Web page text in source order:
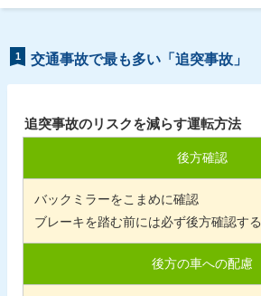
1 交通事故で最も多い「追突事故」
追突事故のリスクを減らす運転方法
後方確認
バックミラーをこまめに確認
ブレーキを踏む前には必ず後方確認する
後方の車への配慮